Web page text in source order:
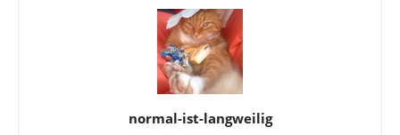
normal-ist-langweilig